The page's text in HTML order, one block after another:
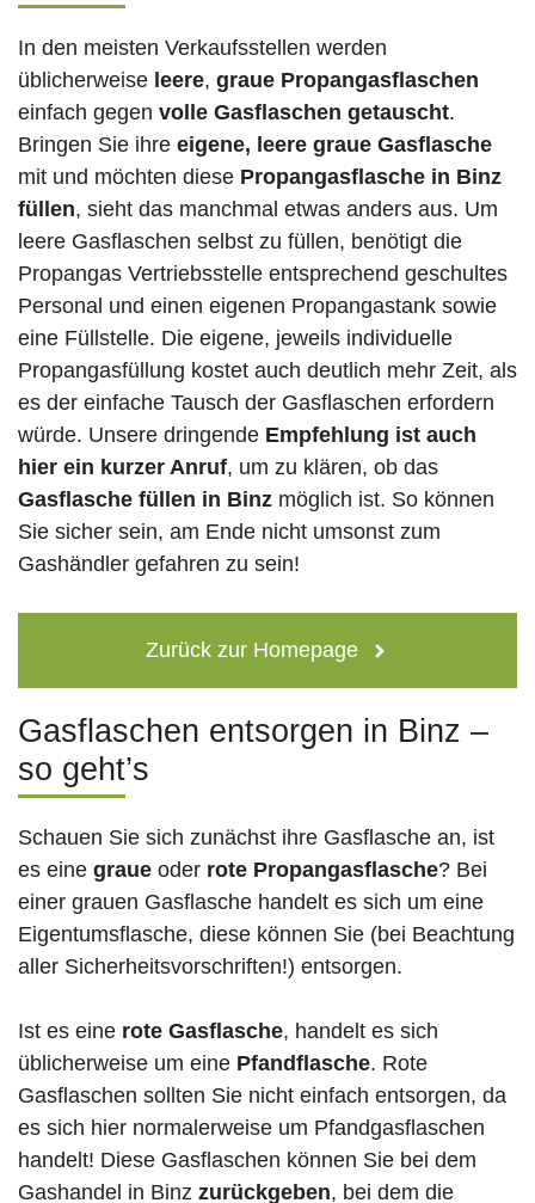
In den meisten Verkaufsstellen werden
üblicherweise leere, graue Propangasflaschen
einfach gegen volle Gasflaschen getauscht.
Bringen Sie ihre eigene, leere graue Gasflasche
mit und möchten diese Propangasflasche in Binz
füllen, sieht das manchmal etwas anders aus. Um
leere Gasflaschen selbst zu füllen, benötigt die
Propangas Vertriebsstelle entsprechend geschultes
Personal und einen eigenen Propangastank sowie
eine Füllstelle. Die eigene, jeweils individuelle
Propangasfüllung kostet auch deutlich mehr Zeit, als
es der einfache Tausch der Gasflaschen erfordern
würde. Unsere dringende Empfehlung ist auch
hier ein kurzer Anruf, um zu klären, ob das
Gasflasche füllen in Binz möglich ist. So können
Sie sicher sein, am Ende nicht umsonst zum
Gashändler gefahren zu sein!
Zurück zur Homepage
Gasflaschen entsorgen in Binz –
so geht’s
Schauen Sie sich zunächst ihre Gasflasche an, ist
es eine graue oder rote Propangasflasche? Bei
einer grauen Gasflasche handelt es sich um eine
Eigentumsflasche, diese können Sie (bei Beachtung
aller Sicherheitsvorschriften!) entsorgen.
Ist es eine rote Gasflasche, handelt es sich
üblicherweise um eine Pfandflasche. Rote
Gasflaschen sollten Sie nicht einfach entsorgen, da
es sich hier normalerweise um Pfandgasflaschen
handelt! Diese Gasflaschen können Sie bei dem
Gashandel in Binz zurückgeben, bei dem die